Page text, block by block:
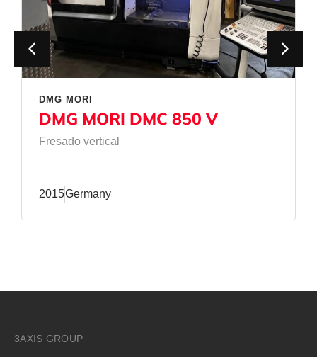
DMG MORI
DMG MORI DMC 850 V
Fresado vertical
2015Germany
3AXIS GROUP